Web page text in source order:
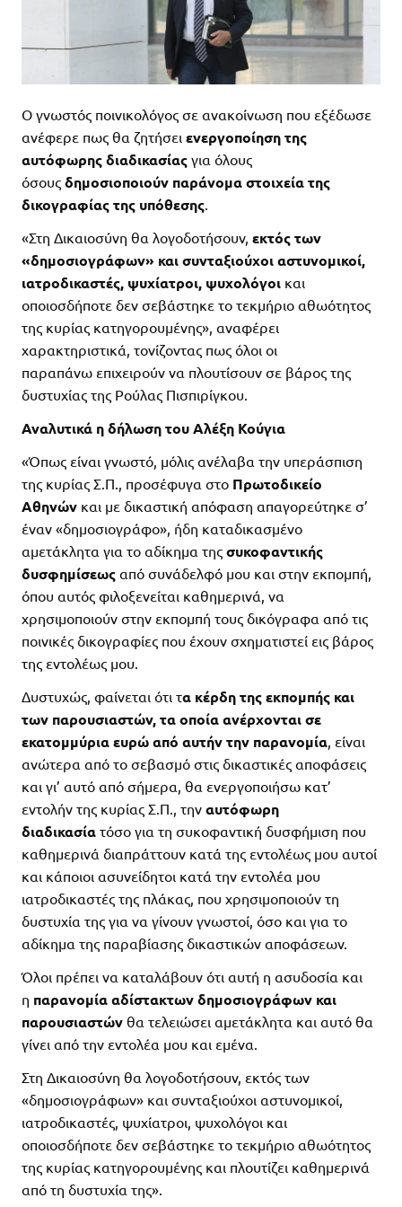
Ο γνωστός ποινικολόγος σε ανακοίνωση που εξέδωσε
ανέφερε πως θα ζητήσει ενεργοποίηση της
αυτόφωρης διαδικασίας για όλους
όσους δημοσιοποιούν παράνομα στοιχεία της
δικογραφίας της υπόθεσης.
«Στη Δικαιοσύνη θα λογοδοτήσουν, εκτός των
«δημοσιογράφων» και συνταξιούχοι αστυνομικοί,
ιατροδικαστές, ψυχίατροι, ψυχολόγοι και
οποιοσδήποτε δεν σεβάστηκε το τεκμήριο αθωότητος
της κυρίας κατηγορουμένης», αναφέρει
χαρακτηριστικά, τονίζοντας πως όλοι οι
παραπάνω επιχειρούν να πλουτίσουν σε βάρος της
δυστυχίας της Ρούλας Πισπιρίγκου.
Αναλυτικά η δήλωση του Αλέξη Κούγια
«Όπως είναι γνωστό, μόλις ανέλαβα την υπεράσπιση
της κυρίας Σ.Π., προσέφυγα στο Πρωτοδικείο
Αθηνών και με δικαστική απόφαση απαγορεύτηκε σ’
έναν «δημοσιογράφο», ήδη καταδικασμένο
αμετάκλητα για το αδίκημα της συκοφαντικής
δυσφημίσεως από συνάδελφό μου και στην εκπομπή,
όπου αυτός φιλοξενείται καθημερινά, να
χρησιμοποιούν στην εκπομπή τους δικόγραφα από τις
ποινικές δικογραφίες που έχουν σχηματιστεί εις βάρος
της εντολέως μου.
Δυστυχώς, φαίνεται ότι τα κέρδη της εκπομπής και
των παρουσιαστών, τα οποία ανέρχονται σε
εκατομμύρια ευρώ από αυτήν την παρανομία, είναι
ανώτερα από το σεβασμό στις δικαστικές αποφάσεις
και γι’ αυτό από σήμερα, θα ενεργοποιήσω κατ’
εντολήν της κυρίας Σ.Π., την αυτόφωρη
διαδικασία τόσο για τη συκοφαντική δυσφήμιση που
καθημερινά διαπράττουν κατά της εντολέως μου αυτοί
και κάποιοι ασυνείδητοι κατά την εντολέα μου
ιατροδικαστές της πλάκας, που χρησιμοποιούν τη
δυστυχία της για να γίνουν γνωστοί, όσο και για το
αδίκημα της παραβίασης δικαστικών αποφάσεων.
Όλοι πρέπει να καταλάβουν ότι αυτή η ασυδοσία και
η παρανομία αδίστακτων δημοσιογράφων και
παρουσιαστών θα τελειώσει αμετάκλητα και αυτό θα
γίνει από την εντολέα μου και εμένα.
Στη Δικαιοσύνη θα λογοδοτήσουν, εκτός των
«δημοσιογράφων» και συνταξιούχοι αστυνομικοί,
ιατροδικαστές, ψυχίατροι, ψυχολόγοι και
οποιοσδήποτε δεν σεβάστηκε το τεκμήριο αθωότητος
της κυρίας κατηγορουμένης και πλουτίζει καθημερινά
από τη δυστυχία της».